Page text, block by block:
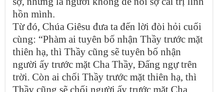
hồn mình.
Từ đó, Chúa Giêsu đưa ta đến lời đòi hỏi cuối
cùng: “Phàm ai tuyên bố nhận Thầy trước mặt
thiên hạ, thì Thầy cũng sẽ tuyên bố nhận
người ấy trước mặt Cha Thầy, Đấng ngự trên
trời. Còn ai chối Thầy trước mặt thiên hạ, thì
Thầy cũng sẽ chối người ấy trước mặt Cha